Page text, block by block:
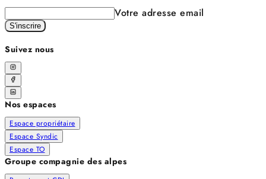
Votre adresse email
S'inscrire
Suivez nous
Nos espaces
Espace propriétaire
Espace Syndic
Espace TO
Groupe compagnie des alpes